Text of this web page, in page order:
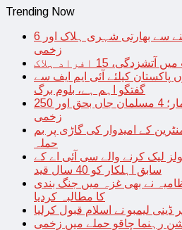
Trending Now
اسرائیل میں میزائل لگنے سے بھارتی شہری ہلاک اور 6
زخمی
15 افراد ہلاک
پاکستان کیلئے آئی ایم ایف سے
گفتگو اہم ہے، بلوم برگ
بھارت میں مدرسہ مسمار؛ 4 مسلمان جاں بحق اور 250
زخمی
کے امیدوار کی گاڑی پر بم
حملہ
لیک کرنے والے سی آئی اے کے
سابق اہلکار کو 40 سال قید
نے بھی غزہ میں جنگ بندی
کا مطالبہ کردیا
ڈینی لیمبو نے اسلام قبول کرلیا
رہنما چاقو حملے میں زخمی